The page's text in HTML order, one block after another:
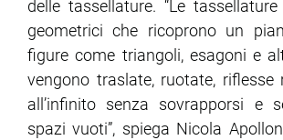
delle tassellature. “Le
geometrici che ricoprono un
figure come triangoli, esagoni e
vengono traslate, ruotate, riflesse
all’infinito senza sovrapporsi e
spazi vuoti”, spiega Nicola